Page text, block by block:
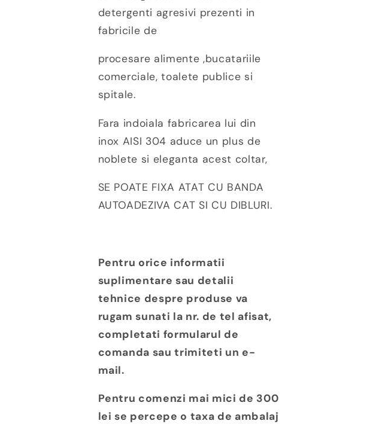
detergenti agresivi prezenti in
fabricile de
procesare alimente ,bucatariile
comerciale, toalete publice si
spitale.
Fara indoiala fabricarea lui din
inox AISI 304 aduce un plus de
noblete si eleganta acest coltar,
SE POATE FIXA ATAT CU BANDA
AUTOADEZIVA CAT SI CU DIBLURI.
Pentru orice informatii
suplimentare sau detalii
tehnice despre produse va
rugam sunati la nr. de tel afisat,
completati formularul de
comanda sau trimiteti un e-
mail.
Pentru comenzi mai mici de 300
lei se percepe o taxa de ambalaj